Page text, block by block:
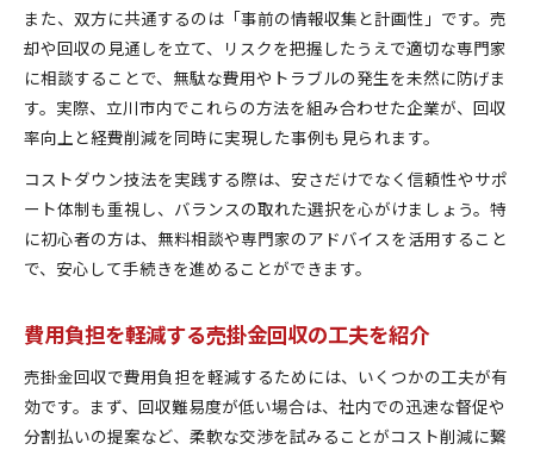
また、双方に共通するのは「事前の情報収集と計画性」です。売
却や回収の見通しを立て、リスクを把握したうえで適切な専門家
に相談することで、無駄な費用やトラブルの発生を未然に防げま
す。実際、立川市内でこれらの方法を組み合わせた企業が、回収
率向上と経費削減を同時に実現した事例も見られます。
コストダウン技法を実践する際は、安さだけでなく信頼性やサポ
ート体制も重視し、バランスの取れた選択を心がけましょう。特
に初心者の方は、無料相談や専門家のアドバイスを活用すること
で、安心して手続きを進めることができます。
費用負担を軽減する売掛金回収の工夫を紹介
売掛金回収で費用負担を軽減するためには、いくつかの工夫が有
効です。まず、回収難易度が低い場合は、社内での迅速な督促や
分割払いの提案など、柔軟な交渉を試みることがコスト削減に繋